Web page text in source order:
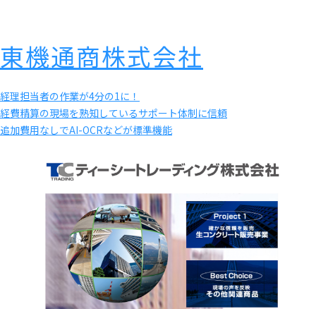
東機通商株式会社
経理担当者の作業が4分の1に！
経費精算の現場を熟知しているサポート体制に信頼
追加費用なしでAI-OCRなどが標準機能